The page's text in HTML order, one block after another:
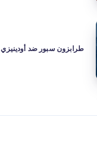
طرابزون سبور ضد أودينيزي